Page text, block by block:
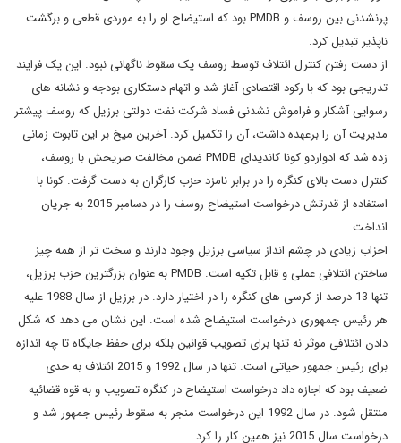
پرنشدنی بین روسف و PMDB بود که استیضاح او را به موردی قطعی و برگشت
ناپذیر تبدیل کرد.
از دست رفتن کنترل ائتلاف توسط روسف یک سقوط ناگهانی نبود. این یک فرایند
تدریجی بود که با رکود اقتصادی آغاز شد و اتهام دستکاری بودجه و نشانه های
رسوایی آشکار و فراموش نشدنی فساد شرکت نفت دولتی برزیل که روسف پیشتر
مدیریت آن را برعهده داشت، آن را تکمیل کرد. آخرین میخ بر این تابوت زمانی
زده شد که ادواردو کونا کاندیدای PMDB ضمن مخالفت صریحش با روسف،
کنترل دست بالای کنگره را در برابر نامزد حزب کارگران به دست گرفت. کونا با
استفاده از قدرتش درخواست استیضاح روسف را در دسامبر 2015 به جریان
انداخت.
احزاب زیادی در چشم انداز سیاسی برزیل وجود دارند و سخت تر از همه چیز
ساختن ائتلافی عملی و قابل تکیه است. PMDB به عنوان بزرگترین حزب برزیل،
تنها 13 درصد از کرسی های کنگره را در اختیار دارد. در برزیل از سال 1988 علیه
هر رئیس جمهوری درخواست استیضاح شده است. این نشان می دهد که شکل
دادن ائتلافی موثر نه تنها برای تصویب قوانین بلکه برای حفظ جایگاه تا چه اندازه
برای رئیس جمهور حیاتی است. تنها در سال 1992 و 2015 ائتلاف به حدی
ضعیف بود که اجازه داد درخواست استیضاح در کنگره تصویب و به قوه قضائیه
منتقل شود. در سال 1992 این درخواست منجر به سقوط رئیس جمهور شد و
درخواست سال 2015 نیز همین کار را کرد.